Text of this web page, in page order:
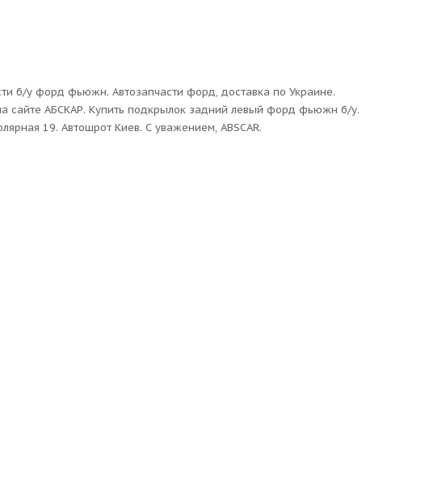
б/у форд фьюжн. Автозапчасти форд, доставка по Украине.
сайте АБСКАР. Купить подкрылок задний левый форд фьюжн б/у.
19. Автошрот Киев. С уважением, ABSCAR.